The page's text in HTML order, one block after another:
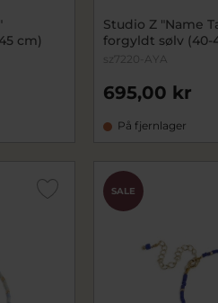
cm)
Studio Z "Name
forgyldt sølv (40-
sz7220-AYA
695,00 kr
På fjernlager
SALE